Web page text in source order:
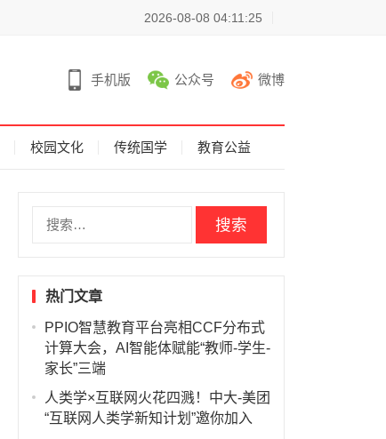
2026-08-08 04:11:25
手机版 公众号 微博
校园文化 传统国学 教育公益
热门文章
PPIO智慧教育平台亮相CCF分布式
计算大会，AI智能体赋能“教师-学生-
家长”三端
人类学×互联网火花四溅！中大-美团
“互联网人类学新知计划”邀你加入